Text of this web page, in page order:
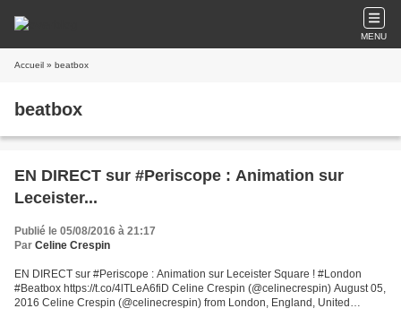
MENU
Accueil » beatbox
beatbox
EN DIRECT sur #Periscope : Animation sur
Leceister...
Publié le 05/08/2016 à 21:17
Par Celine Crespin
EN DIRECT sur #Periscope : Animation sur Leceister Square ! #London
#Beatbox https://t.co/4lTLeA6fiD Celine Crespin (@celinecrespin) August 05,
2016 Celine Crespin (@celinecrespin) from London, England, United